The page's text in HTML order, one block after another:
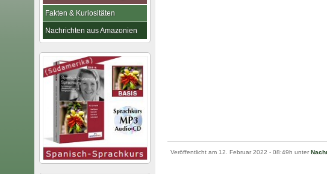
Veröffentlicht am 12. Februar 2022 - 08:49h unter
Fakten & Kuriositäten
Nachrichten aus Amazonien